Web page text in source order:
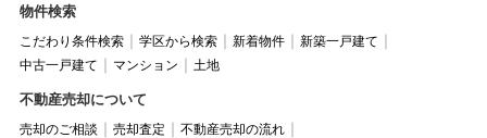
物件検索
こだわり条件検索 学区から検索 新着物件
新築一戸建て
中古一戸建て
マンション 土地
不動産売却について
売却のご相談 売却査定
不動産売却の流れ